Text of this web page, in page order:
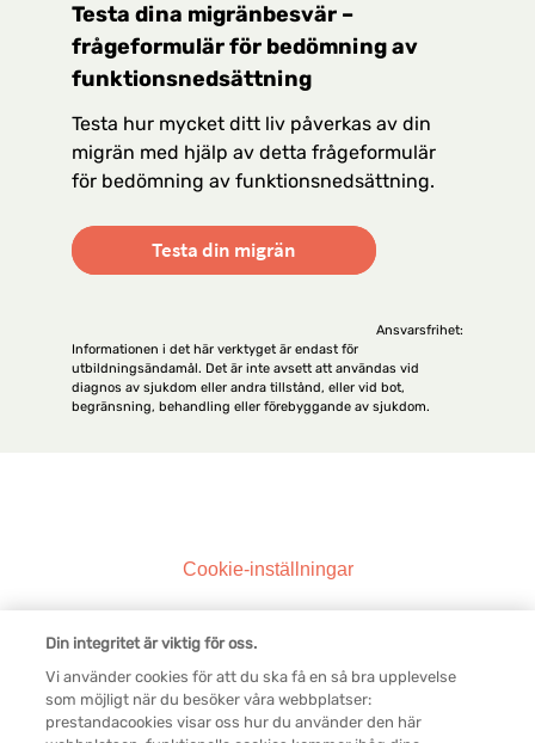
Testa dina migränbesvär –
frågeformulär för bedömning av
funktionsnedsättning
Testa hur mycket ditt liv påverkas av din
migrän med hjälp av detta frågeformulär
för bedömning av funktionsnedsättning.
Testa din migrän
Ansvarsfrihet:
Informationen i det här verktyget är endast för
utbildningsändamål. Det är inte avsett att användas vid
diagnos av sjukdom eller andra tillstånd, eller vid bot,
begränsning, behandling eller förebyggande av sjukdom.
Cookie-inställningar
Användarvillkor
Din integritet är viktig för oss.
Vi använder cookies för att du ska få en så bra upplevelse
som möjligt när du besöker våra webbplatser:
prestandacookies visar oss hur du använder den här